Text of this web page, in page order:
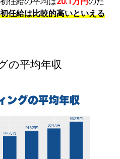
任給は比較的高いといえる
の平均年収